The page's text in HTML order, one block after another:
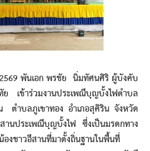
พันเอก พรชัย นิ่มทัศนศิริ ผู้บังคับ
เข้าร่วมงานประเพณีบุญบั้งไฟตำบล
ำบลภูเขาทอง อำเภอสุคิริน จังหวัด
านประเพณีบุญบั้งไฟ ซึ่งเป็นมรดกทาง
งชาวอีสานที่มาตั้งถิ่นฐานในพื้นที่